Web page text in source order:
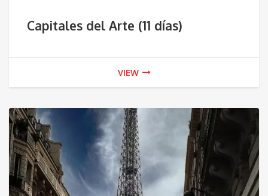
Capitales del Arte (11 días)
VIEW